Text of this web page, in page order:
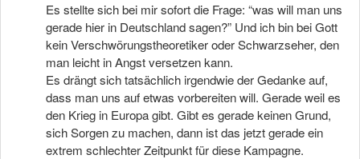
Es stellte sich bei mir sofort die Frage: “was will man uns
gerade hier in Deutschland sagen?” Und ich bin bei Gott
kein Verschwörungstheoretiker oder Schwarzseher, den
man leicht in Angst versetzen kann.
Es drängt sich tatsächlich irgendwie der Gedanke auf,
dass man uns auf etwas vorbereiten will. Gerade weil es
den Krieg in Europa gibt. Gibt es gerade keinen Grund,
sich Sorgen zu machen, dann ist das jetzt gerade ein
extrem schlechter Zeitpunkt für diese Kampagne.